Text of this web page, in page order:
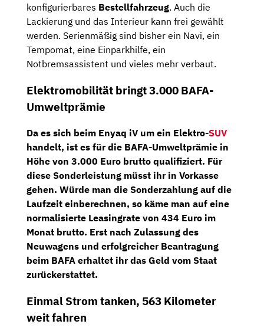
konfigurierbares Bestellfahrzeug. Auch die
Lackierung und das Interieur kann frei gewählt
werden. Serienmäßig sind bisher ein Navi, ein
Tempomat, eine Einparkhilfe, ein
Notbremsassistent und vieles mehr verbaut.
Elektromobilität bringt 3.000 BAFA-
Umweltprämie
Da es sich beim Enyaq iV um ein Elektro-SUV
handelt, ist es für die BAFA-Umweltprämie in
Höhe von 3.000 Euro brutto qualifiziert. Für
diese Sonderleistung müsst ihr in Vorkasse
gehen. Würde man die Sonderzahlung auf die
Laufzeit einberechnen, so käme man auf eine
normalisierte Leasingrate von 434 Euro im
Monat brutto. Erst nach Zulassung des
Neuwagens und erfolgreicher Beantragung
beim BAFA erhaltet ihr das Geld vom Staat
zurückerstattet.
Einmal Strom tanken, 563 Kilometer
weit fahren